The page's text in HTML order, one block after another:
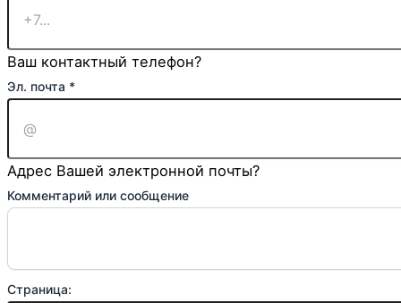
Ваш контактный телефон?
Эл. почта *
Адрес Вашей электронной почты?
Чекбокс
Комментарий или сообщение
Страница: